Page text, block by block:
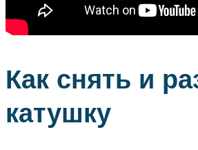
Как снять и
катушку